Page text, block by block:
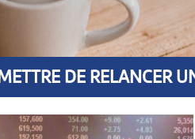
DE RELANCER